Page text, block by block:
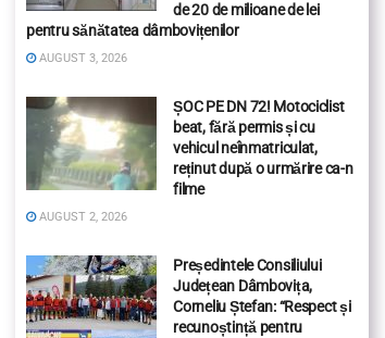
de 20 de milioane de lei
pentru sănătatea dâmbovițenilor
AUGUST 3, 2026
ȘOC PE DN 72! Motociclist
beat, fără permis și cu
vehicul neînmatriculat,
reținut după o urmărire ca-n
filme
AUGUST 2, 2026
Președintele Consiliului
Județean Dâmbovița,
Corneliu Ștefan: “Respect și
recunoștință pentru